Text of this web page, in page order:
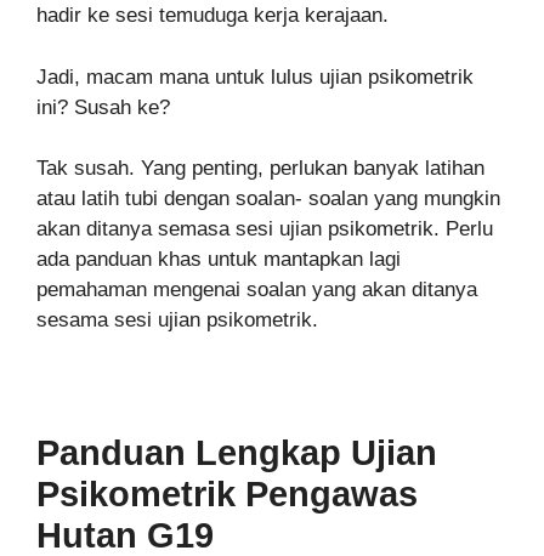
hadir ke sesi temuduga kerja kerajaan.
Jadi, macam mana untuk lulus ujian psikometrik
ini? Susah ke?
Tak susah. Yang penting, perlukan banyak latihan
atau latih tubi dengan soalan- soalan yang mungkin
akan ditanya semasa sesi ujian psikometrik. Perlu
ada panduan khas untuk mantapkan lagi
pemahaman mengenai soalan yang akan ditanya
sesama sesi ujian psikometrik.
Panduan Lengkap Ujian
Psikometrik Pengawas
Hutan G19